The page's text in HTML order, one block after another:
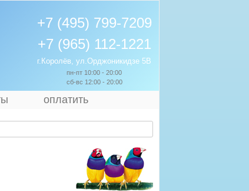
+7 (495) 799-7209
+7 (965) 112-1221
г.Королёв, ул.Орджоникидзе 5В
пн-пт 10:00 - 20:00
сб-вс 12:00 - 20:00
оплатить